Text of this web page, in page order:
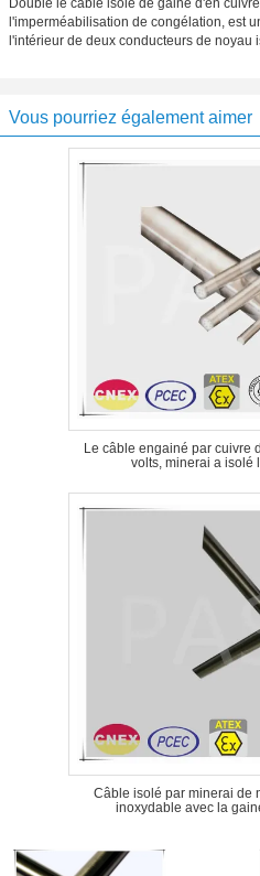
Double le câble isolé de gaine d'en
l'imperméabilisation de congélation, est
l'intérieur de deux conducteurs de noyau
Vous pourriez également aimer
Le câble engainé par cuivre
volts, minerai a isolé
Câble isolé par minerai de
inoxydable avec la